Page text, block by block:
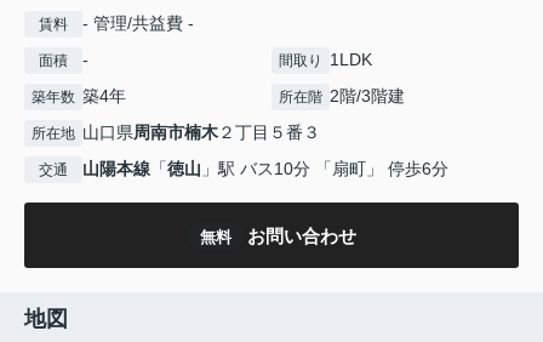
賃料 - 管理/共益費 -
面積 - 間取り 1LDK
築年数 築4年 所在階 2階/3階建
所在地 山口県周南市楠木２丁目５番３
交通 山陽本線 「徳山 」駅 バス10分 「扇町」 停歩6分
無料 お問い合わせ
地図